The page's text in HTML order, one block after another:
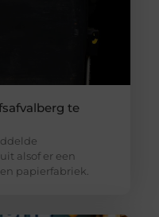
te
alsof er een
papierfabriek.